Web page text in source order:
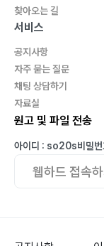
찾아오는 길
서비스
공지사항
자주 묻는 질문
채팅 상담하기
자료실
원고 및 파일 전송
아이디 : so20s비밀
웹하드 접속하